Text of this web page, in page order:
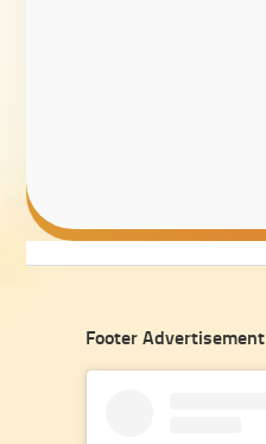
Footer Advertisement